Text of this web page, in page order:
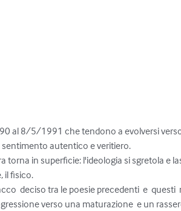
al 8/5/1991 che tendono a evolversi
sentimento autentico e veritiero.
torna in superficie: l'ideologia si sgretola e
il fisico.
deciso tra le poesie precedenti  e  questi
verso una maturazione  e un